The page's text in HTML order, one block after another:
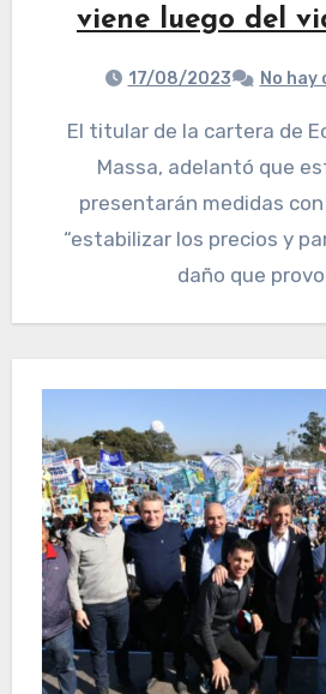
viene luego del
17/08/2023 No
El titular de la cartera de Economía, Sergio
Massa, adelantó que
presentarán medidas
“estabilizar los precios y
daño que